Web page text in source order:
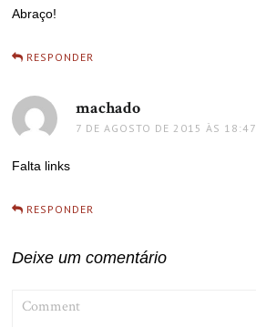
Abraço!
RESPONDER
machado
7 DE AGOSTO DE 2015 ÀS 18:47
Falta links
RESPONDER
Deixe um comentário